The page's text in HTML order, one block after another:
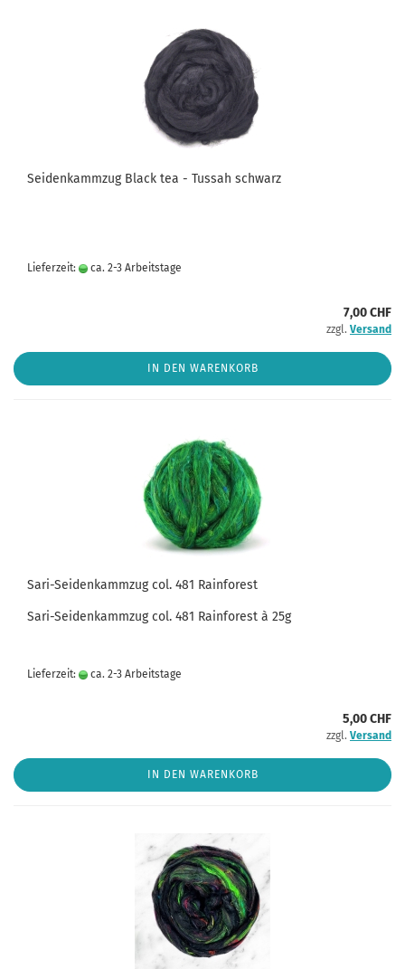
Seidenkammzug Black tea - Tussah schwarz
Lieferzeit: ca. 2-3 Arbeitstage
7,00 CHF
zzgl. Versand
IN DEN WARENKORB
Sari-Seidenkammzug col. 481 Rainforest
Sari-Seidenkammzug col. 481 Rainforest à 25g
Lieferzeit: ca. 2-3 Arbeitstage
5,00 CHF
zzgl. Versand
IN DEN WARENKORB